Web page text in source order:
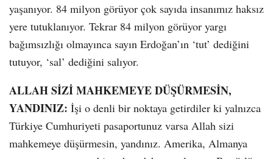
yaşanıyor. 84 milyon görüyor çok sayıda insanımız haksız
yere tutuklanıyor. Tekrar 84 milyon görüyor yargı
bağımsızlığı olmayınca sayın Erdoğan’ın ‘tut’ dediğini
tutuyor, ‘sal’ dediğini salıyor.
ALLAH SİZİ MAHKEMEYE DÜŞÜRMESİN,
YANDINIZ: İşi o denli bir noktaya getirdiler ki yalnızca
Türkiye Cumhuriyeti pasaportunuz varsa Allah sizi
mahkemeye düşürmesin, yandınız. Amerika, Almanya